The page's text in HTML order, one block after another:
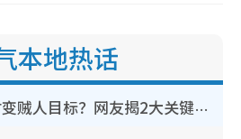
本地热话
装修拆铁闸随时变贼人目标？网友揭2大关键用途：装新款等于白装？附新旧铁闸分别